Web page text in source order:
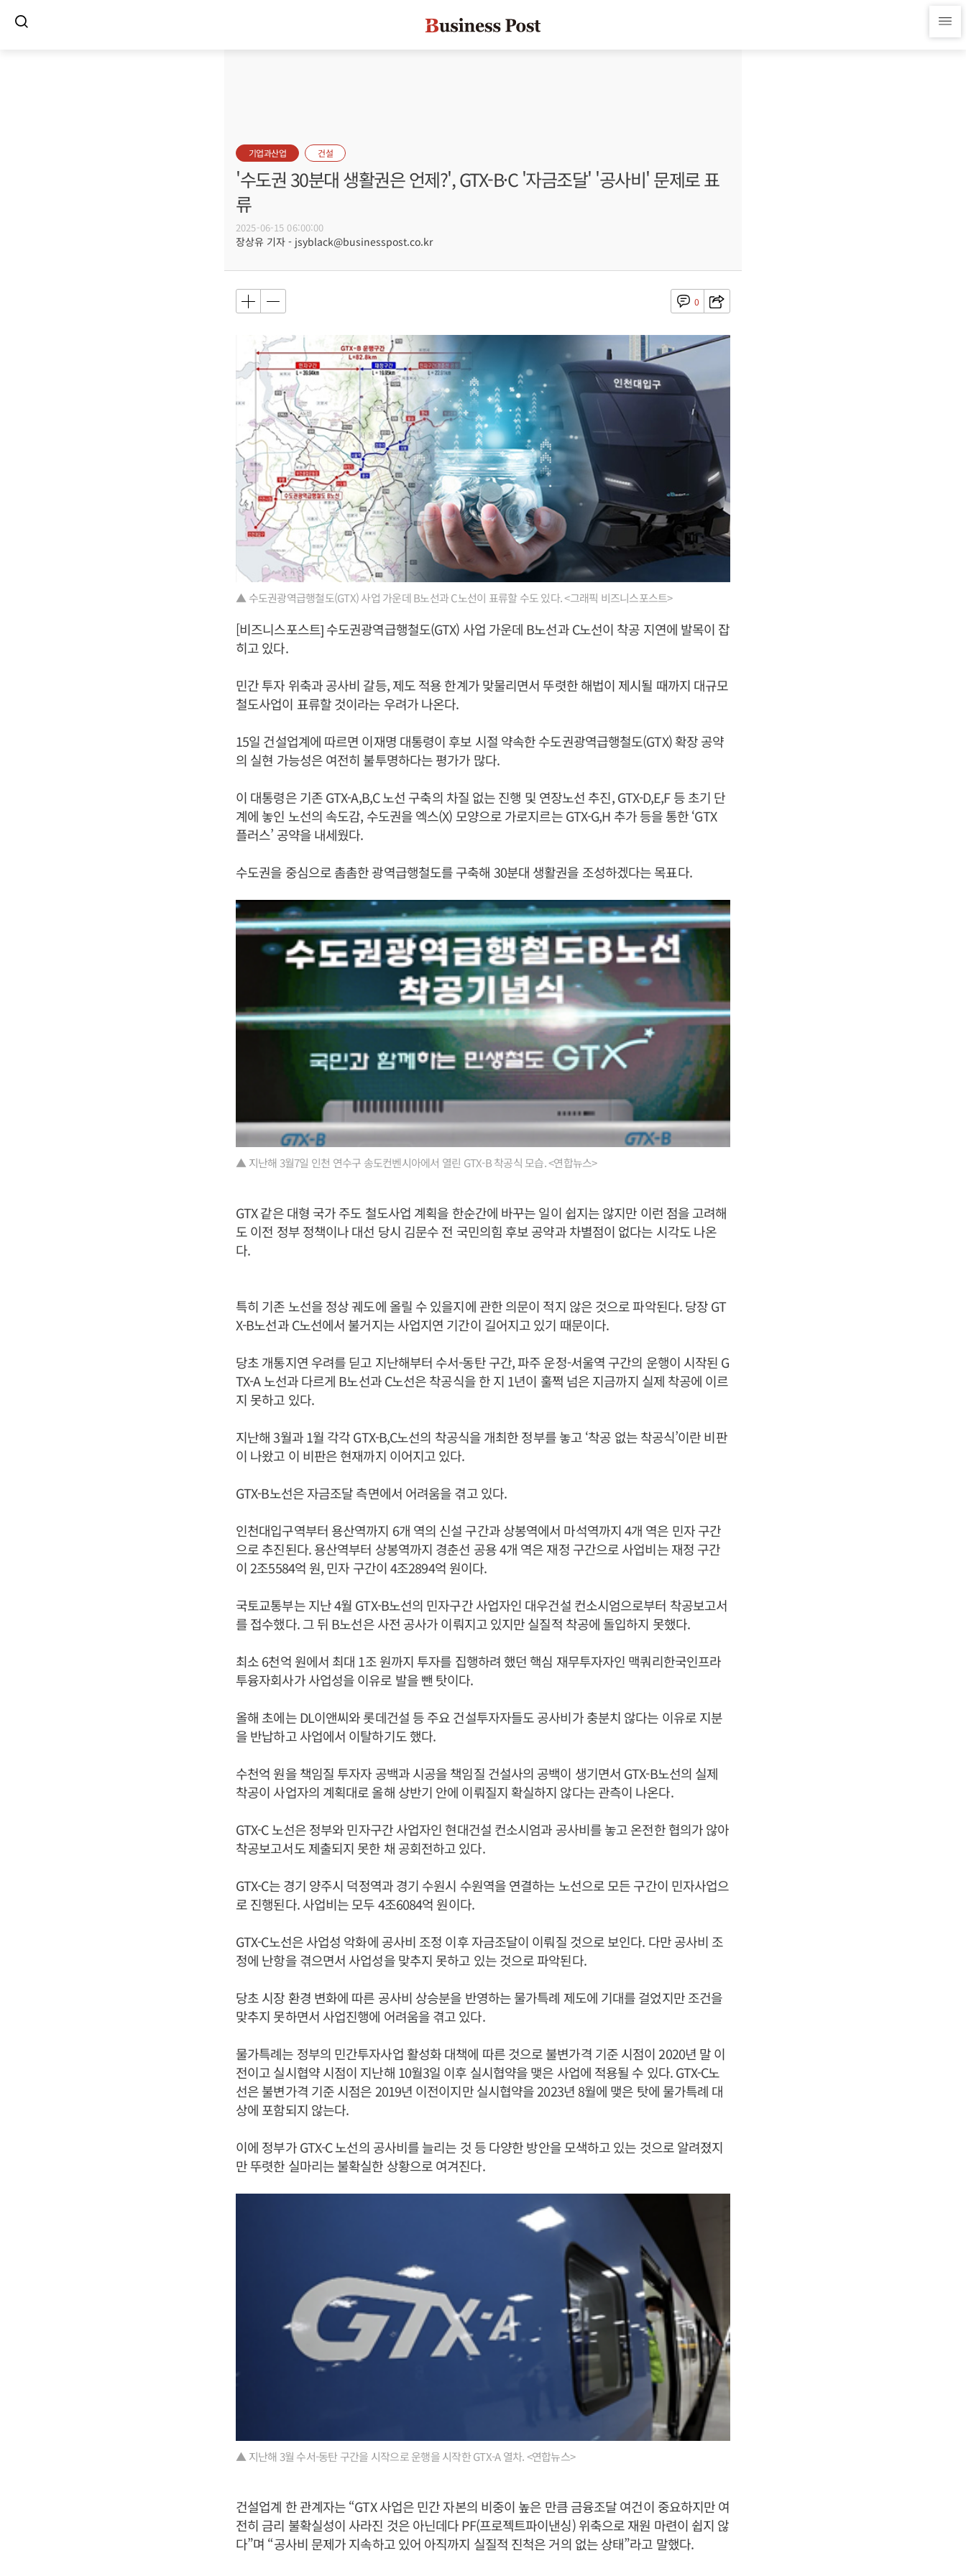
기업과산업 건설
'수도권 30분대 생활권은 언제?', GTX-B·C '자금조달' '공사비' 문제로 표
류
2025-06-15 06:00:00
장상유 기자 - jsyblack@businesspost.co.kr
0
▲ 수도권광역급행철도(GTX) 사업 가운데 B노선과 C노선이 표류할 수도 있다. <그래픽 비즈니스포스트>
[비즈니스포스트] 수도권광역급행철도(GTX) 사업 가운데 B노선과 C노선이 착공 지연에 발목이 잡
히고 있다.
민간 투자 위축과 공사비 갈등, 제도 적용 한계가 맞물리면서 뚜렷한 해법이 제시될 때까지 대규모
철도사업이 표류할 것이라는 우려가 나온다.
15일 건설업계에 따르면 이재명 대통령이 후보 시절 약속한 수도권광역급행철도(GTX) 확장 공약
의 실현 가능성은 여전히 불투명하다는 평가가 많다.
이 대통령은 기존 GTX-A,B,C 노선 구축의 차질 없는 진행 및 연장노선 추진, GTX-D,E,F 등 초기 단
계에 놓인 노선의 속도감, 수도권을 엑스(X) 모양으로 가로지르는 GTX-G,H 추가 등을 통한 ‘GTX
플러스’ 공약을 내세웠다.
수도권을 중심으로 촘촘한 광역급행철도를 구축해 30분대 생활권을 조성하겠다는 목표다.
▲ 지난해 3월7일 인천 연수구 송도컨벤시아에서 열린 GTX-B 착공식 모습. <연합뉴스>
GTX 같은 대형 국가 주도 철도사업 계획을 한순간에 바꾸는 일이 쉽지는 않지만 이런 점을 고려해
도 이전 정부 정책이나 대선 당시 김문수 전 국민의힘 후보 공약과 차별점이 없다는 시각도 나온
다.
특히 기존 노선을 정상 궤도에 올릴 수 있을지에 관한 의문이 적지 않은 것으로 파악된다. 당장 GT
X-B노선과 C노선에서 불거지는 사업지연 기간이 길어지고 있기 때문이다.
당초 개통지연 우려를 딛고 지난해부터 수서-동탄 구간, 파주 운정-서울역 구간의 운행이 시작된 G
TX-A 노선과 다르게 B노선과 C노선은 착공식을 한 지 1년이 훌쩍 넘은 지금까지 실제 착공에 이르
지 못하고 있다.
지난해 3월과 1월 각각 GTX-B,C노선의 착공식을 개최한 정부를 놓고 ‘착공 없는 착공식’이란 비판
이 나왔고 이 비판은 현재까지 이어지고 있다.
GTX-B노선은 자금조달 측면에서 어려움을 겪고 있다.
인천대입구역부터 용산역까지 6개 역의 신설 구간과 상봉역에서 마석역까지 4개 역은 민자 구간
으로 추진된다. 용산역부터 상봉역까지 경춘선 공용 4개 역은 재정 구간으로 사업비는 재정 구간
이 2조5584억 원, 민자 구간이 4조2894억 원이다.
국토교통부는 지난 4월 GTX-B노선의 민자구간 사업자인 대우건설 컨소시엄으로부터 착공보고서
를 접수했다. 그 뒤 B노선은 사전 공사가 이뤄지고 있지만 실질적 착공에 돌입하지 못했다.
최소 6천억 원에서 최대 1조 원까지 투자를 집행하려 했던 핵심 재무투자자인 맥쿼리한국인프라
투융자회사가 사업성을 이유로 발을 뺀 탓이다.
올해 초에는 DL이앤씨와 롯데건설 등 주요 건설투자자들도 공사비가 충분치 않다는 이유로 지분
을 반납하고 사업에서 이탈하기도 했다.
수천억 원을 책임질 투자자 공백과 시공을 책임질 건설사의 공백이 생기면서 GTX-B노선의 실제
착공이 사업자의 계획대로 올해 상반기 안에 이뤄질지 확실하지 않다는 관측이 나온다.
GTX-C 노선은 정부와 민자구간 사업자인 현대건설 컨소시엄과 공사비를 놓고 온전한 협의가 않아
착공보고서도 제출되지 못한 채 공회전하고 있다.
GTX-C는 경기 양주시 덕정역과 경기 수원시 수원역을 연결하는 노선으로 모든 구간이 민자사업으
로 진행된다. 사업비는 모두 4조6084억 원이다.
GTX-C노선은 사업성 악화에 공사비 조정 이후 자금조달이 이뤄질 것으로 보인다. 다만 공사비 조
정에 난항을 겪으면서 사업성을 맞추지 못하고 있는 것으로 파악된다.
당초 시장 환경 변화에 따른 공사비 상승분을 반영하는 물가특례 제도에 기대를 걸었지만 조건을
맞추지 못하면서 사업진행에 어려움을 겪고 있다.
물가특례는 정부의 민간투자사업 활성화 대책에 따른 것으로 불변가격 기준 시점이 2020년 말 이
전이고 실시협약 시점이 지난해 10월3일 이후 실시협약을 맺은 사업에 적용될 수 있다. GTX-C노
선은 불변가격 기준 시점은 2019년 이전이지만 실시협약을 2023년 8월에 맺은 탓에 물가특례 대
상에 포함되지 않는다.
이에 정부가 GTX-C 노선의 공사비를 늘리는 것 등 다양한 방안을 모색하고 있는 것으로 알려졌지
만 뚜렷한 실마리는 불확실한 상황으로 여겨진다.
▲ 지난해 3월 수서-동탄 구간을 시작으로 운행을 시작한 GTX-A 열차. <연합뉴스>
건설업계 한 관계자는 “GTX 사업은 민간 자본의 비중이 높은 만큼 금융조달 여건이 중요하지만 여
전히 금리 불확실성이 사라진 것은 아닌데다 PF(프로젝트파이낸싱) 위축으로 재원 마련이 쉽지 않
다”며 “공사비 문제가 지속하고 있어 아직까지 실질적 진척은 거의 없는 상태”라고 말했다.